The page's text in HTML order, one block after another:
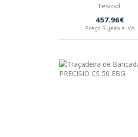
Festool
457.96€
Preço Sujeito a IVA